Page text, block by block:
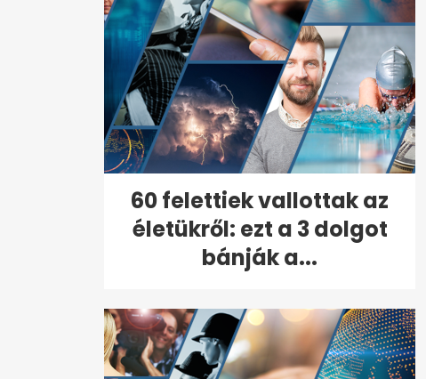
60 felettiek vallottak az
életükről: ezt a 3 dolgot
bánják a...